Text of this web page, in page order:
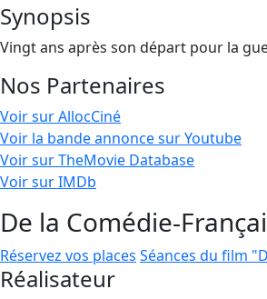
Synopsis
Vingt ans après son départ pour la
Nos Partenaires
Voir sur AllocCiné
Voir la bande annonce sur Youtube
Voir sur TheMovie Database
Voir sur IMDb
De la Comédie-
Réservez vos places Séances du film
Réalisateur